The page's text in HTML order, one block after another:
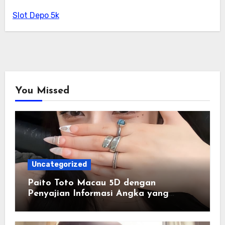
Slot Depo 5k
You Missed
Uncategorized
Paito Toto Macau 5D dengan
Penyajian Informasi Angka yang
Lengkap dan Terstruktur